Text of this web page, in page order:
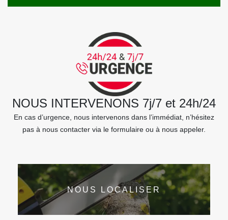
NOUS INTERVENONS 7j/7 et 24h/24
En cas d’urgence, nous intervenons dans l’immédiat, n’hésitez
pas à nous contacter via le formulaire ou à nous appeler.
NOUS LOCALISER